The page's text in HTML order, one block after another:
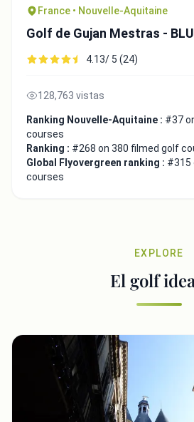
France • Nouvelle-Aquitaine
Golf de Gujan Mestras -
4.13/ 5 (24)
128,763 vistas
Ranking Nouvelle-Aquitaine : #37
courses
Ranking : #268 on 380 filmed golf
Global Flyovergreen ranking : #315
courses
EXPLORE
El golf